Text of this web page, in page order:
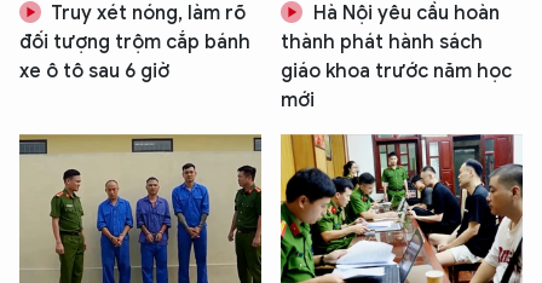
Truy xét nóng, làm rõ
đối tượng trộm cắp bánh
xe ô tô sau 6 giờ
Hà Nội yêu cầu hoàn
thành phát hành sách
giáo khoa trước năm học
mới